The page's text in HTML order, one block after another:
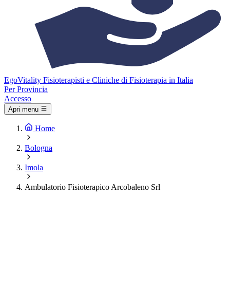
EgoVitality Fisioterapisti e Cliniche di Fisioterapia in Italia
Per Provincia
Accesso
Apri menu
Home
Bologna
Imola
Ambulatorio Fisioterapico Arcobaleno Srl